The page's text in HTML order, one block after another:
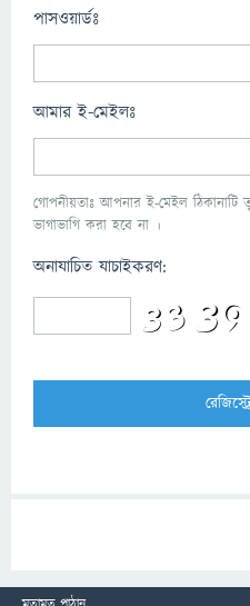
পাসওয়ার্ডঃ
আমার ই-মেইলঃ
গোপনীয়তাঃ আপনার ই-মেইল ঠিকানাটি
ভাগাভাগি করা হবে না ।
অনাযাচিত যাচাইকরণ: